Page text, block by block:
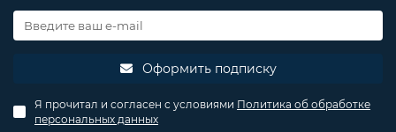
Оформить подписку
Я прочитал и согласен с условиями Политика об обработке
персональных данных